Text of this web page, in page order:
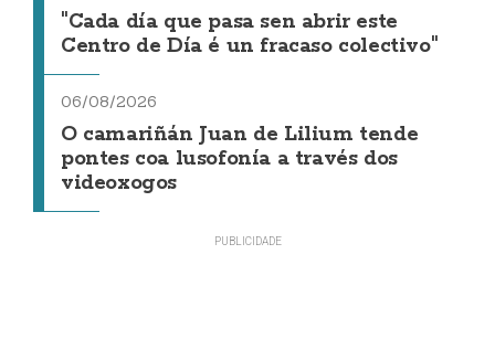
"Cada día que pasa sen abrir este
Centro de Día é un fracaso colectivo"
06/08/2026
O camariñán Juan de Lilium tende
pontes coa lusofonía a través dos
videoxogos